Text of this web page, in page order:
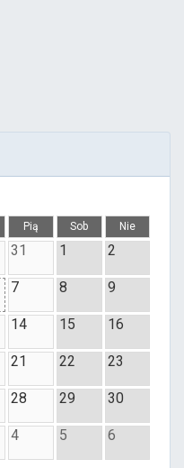
Pią Sob Nie
31 1 2
7 8 9
14 15 16
21 22 23
28 29 30
4 5 6